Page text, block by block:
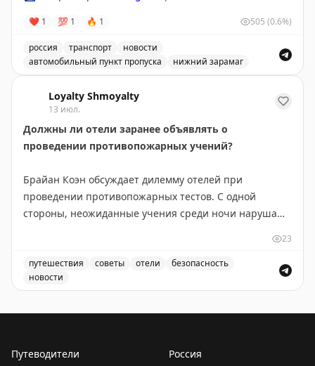
авиакомпаний.
Rob Burgess|Original
❤ 1 💯 1 🔥 1 505 (0.6%)
россия транспорт
новости
автомобильный пункт пропуска
нижний зарамаг
Loyalty Shmoyalty
13 июл.
Должны ли отели заранее объявлять о
проведении противопожарных учений?
Брайан Коэн обсуждает дилемму отелей при
проведении противопожарных тестов. С одной
стороны, неожиданные учения среди ночи нарушают
неожиданности, что может снизить эффективность
подготовки к реальной чрезвычайной ситуации.
учения на 11 июля 2022 года с 11:00 до 15:00 —
не спят. Брайан делится личным опытом частых
23
путешествия советы отели
безопасность
новости
Путеводители
Россия